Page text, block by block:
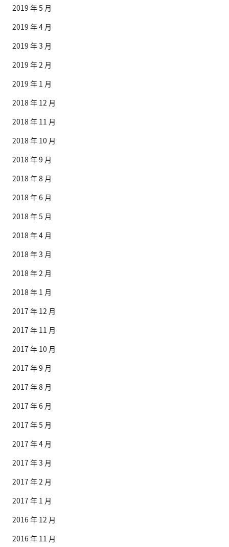
2019 年 5 月
2019 年 4 月
2019 年 3 月
2019 年 2 月
2019 年 1 月
2018 年 12 月
2018 年 11 月
2018 年 10 月
2018 年 9 月
2018 年 8 月
2018 年 6 月
2018 年 5 月
2018 年 4 月
2018 年 3 月
2018 年 2 月
2018 年 1 月
2017 年 12 月
2017 年 11 月
2017 年 10 月
2017 年 9 月
2017 年 8 月
2017 年 6 月
2017 年 5 月
2017 年 4 月
2017 年 3 月
2017 年 2 月
2017 年 1 月
2016 年 12 月
2016 年 11 月